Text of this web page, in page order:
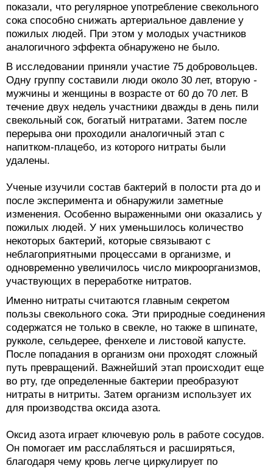
показали, что регулярное употребление свекольного
сока способно снижать артериальное давление у
пожилых людей. При этом у молодых участников
аналогичного эффекта обнаружено не было.
В исследовании приняли участие 75 добровольцев.
Одну группу составили люди около 30 лет, вторую -
мужчины и женщины в возрасте от 60 до 70 лет. В
течение двух недель участники дважды в день пили
свекольный сок, богатый нитратами. Затем после
перерыва они проходили аналогичный этап с
напитком-плацебо, из которого нитраты были
удалены.
Ученые изучили состав бактерий в полости рта до и
после эксперимента и обнаружили заметные
изменения. Особенно выраженными они оказались у
пожилых людей. У них уменьшилось количество
некоторых бактерий, которые связывают с
неблагоприятными процессами в организме, и
одновременно увеличилось число микроорганизмов,
участвующих в переработке нитратов.
Именно нитраты считаются главным секретом
пользы свекольного сока. Эти природные соединения
содержатся не только в свекле, но также в шпинате,
рукколе, сельдерее, фенхеле и листовой капусте.
После попадания в организм они проходят сложный
путь превращений. Важнейший этап происходит еще
во рту, где определенные бактерии преобразуют
нитраты в нитриты. Затем организм использует их
для производства оксида азота.
Оксид азота играет ключевую роль в работе сосудов.
Он помогает им расслабляться и расширяться,
благодаря чему кровь легче циркулирует по